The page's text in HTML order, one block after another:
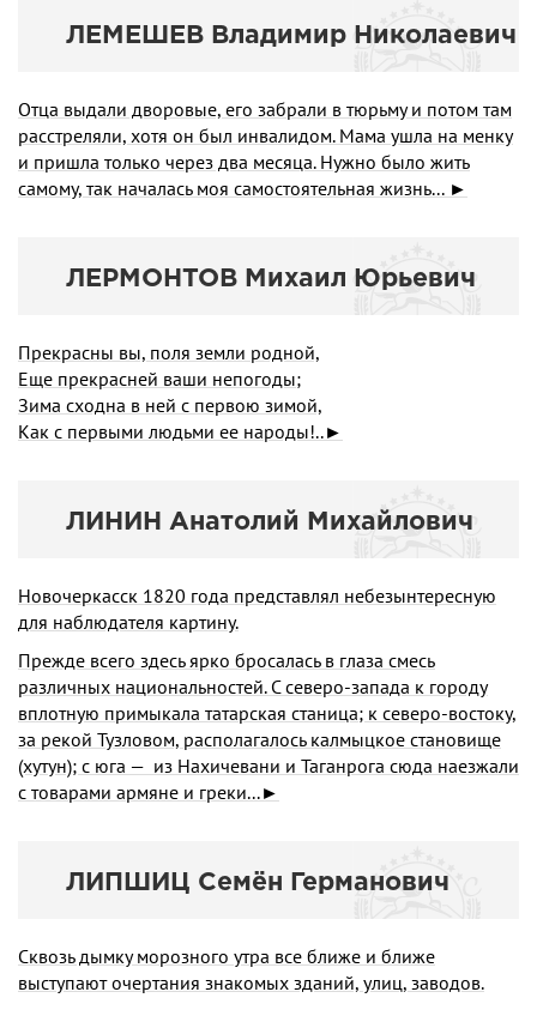
ЛЕМЕШЕВ Владимир Николаевич
Отца выдали дворовые, его забрали в тюрьму и потом там
расстреляли, хотя он был инвалидом. Мама ушла на менку
и пришла только через два месяца. Нужно было жить
самому, так началась моя самостоятельная жизнь... ►
ЛЕРМОHТОВ Михаил Юpьевич
Прекрасны вы, поля земли родной,
Еще прекрасней ваши непогоды;
Зима сходна в ней с первою зимой,
Как с первыми людьми ее народы!..►
ЛИНИН Анатолий Михайлович
Новочеркасск 1820 года представлял небезынтересную
для наблюдателя картину.
Прежде всего здесь ярко бросалась в глаза смесь
различных национальностей. С северо-запада к городу
вплотную примыкала татарская станица; к северо-востоку,
за рекой Тузловом, располагалось калмыцкое становище
(хутун); с юга — из Нахичевани и Таганрога сюда наезжали
с товарами армяне и греки...►
ЛИПШИЦ Семён Германович
Сквозь дымку морозного утра все ближе и ближе
выступают очертания знакомых зданий, улиц, заводов.